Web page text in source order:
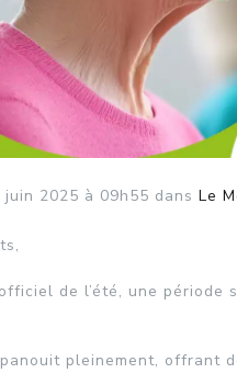
juin 2025 à 09h55 dans Le
de l’été, une période
pleinement, offrant